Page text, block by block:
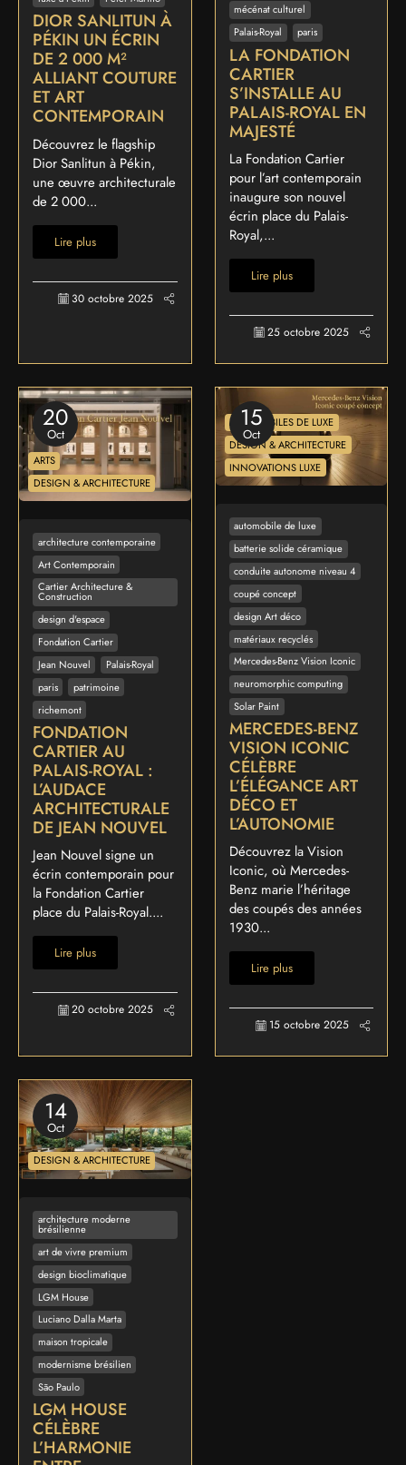
DIOR SANLITUN À
PÉKIN UN ÉCRIN
DE 2 000 M²
ALLIANT COUTURE
ET ART
CONTEMPORAIN
Découvrez le flagship
Dior Sanlitun à Pékin,
une œuvre architecturale
de 2 000...
Lire plus
30 octobre 2025
mécénat culturel
Palais-Royal
paris
LA FONDATION
CARTIER
S’INSTALLE AU
PALAIS-ROYAL EN
MAJESTÉ
La Fondation Cartier
pour l’art contemporain
inaugure son nouvel
écrin place du Palais-
Royal,...
Lire plus
25 octobre 2025
20
Oct
ARTS
DESIGN & ARCHITECTURE
architecture contemporaine
Art Contemporain
Cartier Architecture &
Construction
design d'espace
Fondation Cartier
Jean Nouvel
Palais-Royal
paris
patrimoine
richemont
FONDATION
CARTIER AU
PALAIS-ROYAL :
L’AUDACE
ARCHITECTURALE
DE JEAN NOUVEL
Jean Nouvel signe un
écrin contemporain pour
la Fondation Cartier
place du Palais-Royal....
Lire plus
20 octobre 2025
15
Oct
AUTOMOBILES DE LUXE
DESIGN & ARCHITECTURE
INNOVATIONS LUXE
automobile de luxe
batterie solide céramique
conduite autonome niveau 4
coupé concept
design Art déco
matériaux recyclés
Mercedes-Benz Vision Iconic
neuromorphic computing
Solar Paint
MERCEDES-BENZ
VISION ICONIC
CÉLÈBRE
L’ÉLÉGANCE ART
DÉCO ET
L’AUTONOMIE
Découvrez la Vision
Iconic, où Mercedes-
Benz marie l’héritage
des coupés des années
1930...
Lire plus
15 octobre 2025
14
Oct
DESIGN & ARCHITECTURE
architecture moderne
brésilienne
art de vivre premium
design bioclimatique
LGM House
Luciano Dalla Marta
maison tropicale
modernisme brésilien
São Paulo
LGM HOUSE
CÉLÈBRE
L’HARMONIE